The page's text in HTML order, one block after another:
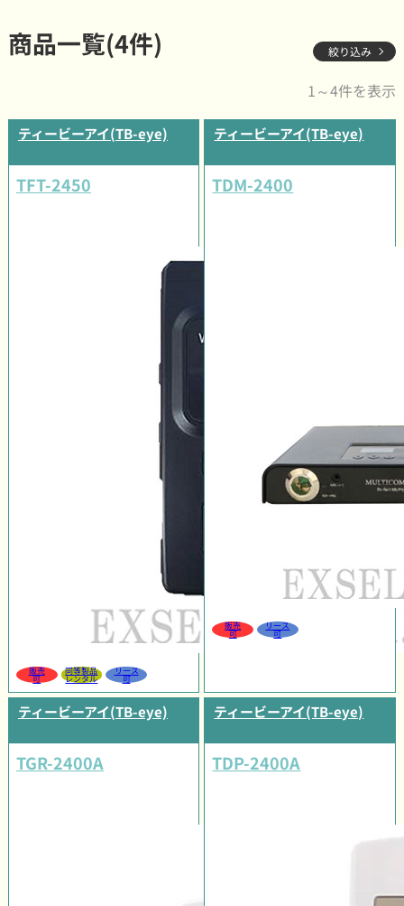
商品一覧(4件) 絞り込み
1～4件を表示
ティービーアイ(TB-eye)
TFT-2450
販売
可
同等製品
レンタル
リース
可
ティービーアイ(TB-eye)
TDM-2400
販売
可
リース
可
ティービーアイ(TB-eye)
TGR-2400A
ティービーアイ(TB-eye)
TDP-2400A